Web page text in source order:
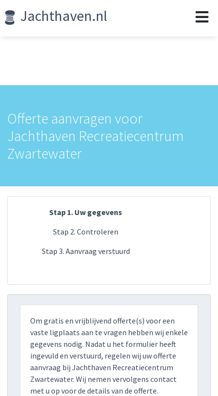
Jachthaven.nl
Offerte aanvragen voor
Jachthaven Recreatiecentrum
Zwartewater
Stap 1. Uw gegevens
Stap 2. Controleren
Stap 3. Aanvraag verstuurd
Om gratis en vrijblijvend offerte(s) voor een
vaste ligplaats aan te vragen hebben wij enkele
gegevens nodig. Nadat u het formulier heeft
ingevuld en verstuurd, regelen wij uw offerte
aanvraag bij Jachthaven Recreatiecentrum
Zwartewater. Wij nemen vervolgens contact
met u op voor de details van de offerte.